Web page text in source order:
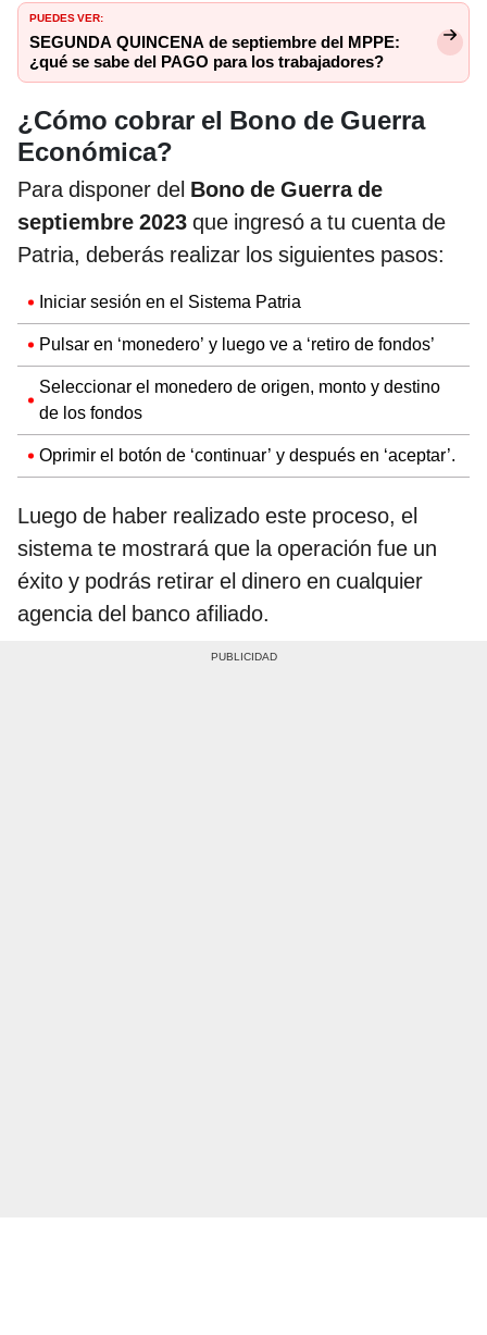
PUEDES VER:
SEGUNDA QUINCENA de septiembre del MPPE:
¿qué se sabe del PAGO para los trabajadores?
¿Cómo cobrar el Bono de Guerra
Económica?
Para disponer del Bono de Guerra de
septiembre 2023 que ingresó a tu cuenta de
Patria, deberás realizar los siguientes pasos:
Iniciar sesión en el Sistema Patria
Pulsar en ‘monedero’ y luego ve a ‘retiro de fondos’
Seleccionar el monedero de origen, monto y destino
de los fondos
Oprimir el botón de ‘continuar’ y después en ‘aceptar’.
Luego de haber realizado este proceso, el
sistema te mostrará que la operación fue un
éxito y podrás retirar el dinero en cualquier
agencia del banco afiliado.